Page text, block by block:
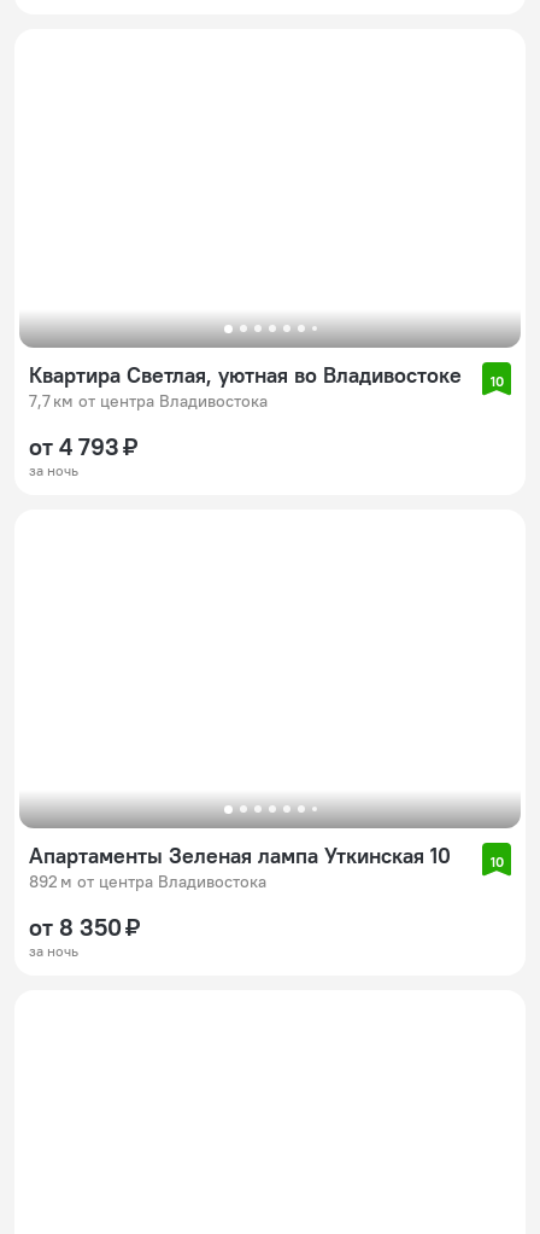
Квартира Светлая, уютная во Владивостоке
7,7 км от центра Владивостока
10
от 4 793 ₽
за ночь
Апартаменты Зеленая лампа Уткинская 10
892 м от центра Владивостока
10
от 8 350 ₽
за ночь